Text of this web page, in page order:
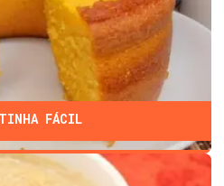
FÁCIL